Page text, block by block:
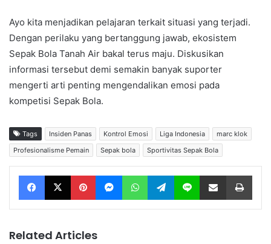
Ayo kita menjadikan pelajaran terkait situasi yang terjadi.
Dengan perilaku yang bertanggung jawab, ekosistem
Sepak Bola Tanah Air bakal terus maju. Diskusikan
informasi tersebut demi semakin banyak suporter
mengerti arti penting mengendalikan emosi pada
kompetisi Sepak Bola.
Tags Insiden Panas Kontrol Emosi Liga Indonesia
marc klok
Profesionalisme Pemain
Sepak bola Sportivitas Sepak Bola
Facebook X Pinterest Messenger WhatsApp Telegram Line Share via Email
Related Articles